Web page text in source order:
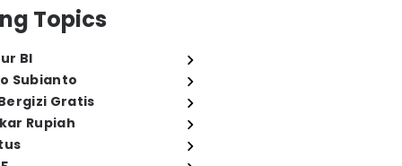
Topics
BI
Subianto
Gratis
Rupiah